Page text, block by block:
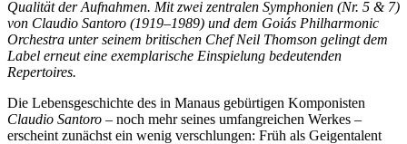
Qualität der Aufnahmen. Mit zwei zentralen Symphonien (Nr. 5 & 7)
von Claudio Santoro (1919–1989) und dem Goiás Philharmonic
Orchestra unter seinem britischen Chef Neil Thomson gelingt dem
Label erneut eine exemplarische Einspielung bedeutenden
Repertoires.
Die Lebensgeschichte des in Manaus gebürtigen Komponisten
Claudio Santoro – noch mehr seines umfangreichen Werkes –
erscheint zunächst ein wenig verschlungen: Früh als Geigentalent